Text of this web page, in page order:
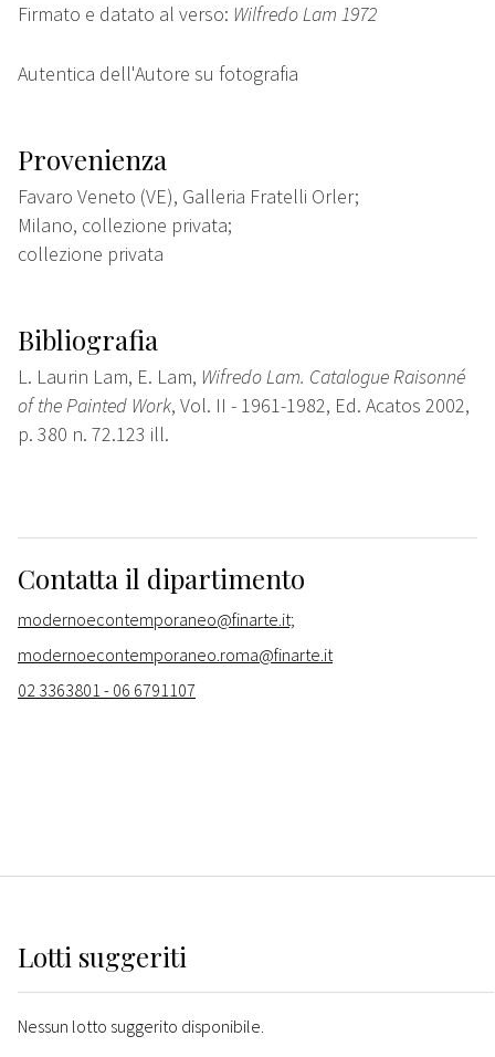
Firmato e datato al verso: Wilfredo Lam 1972
Autentica dell'Autore su fotografia
Provenienza
Favaro Veneto (VE), Galleria Fratelli Orler;
Milano, collezione privata;
collezione privata
Bibliografia
L. Laurin Lam, E. Lam, Wifredo Lam. Catalogue Raisonné
of the Painted Work, Vol. II - 1961-1982, Ed. Acatos 2002,
p. 380 n. 72.123 ill.
Contatta il dipartimento
modernoecontemporaneo@finarte.it;
modernoecontemporaneo.roma@finarte.it
02 3363801 - 06 6791107
Lotti suggeriti
Nessun lotto suggerito disponibile.